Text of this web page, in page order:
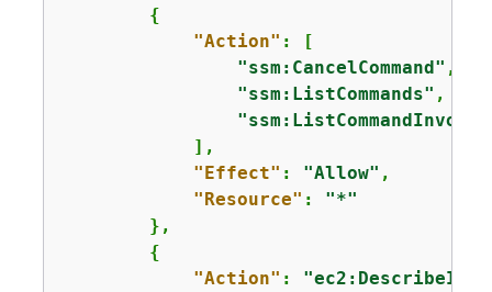
{
"Action" : [
"ssm:CancelCommand" ,
"ssm:ListCommands" ,
            ],
"Effect" : "Allow" ,
"Resource" : "*"
        },
{
"Action" :